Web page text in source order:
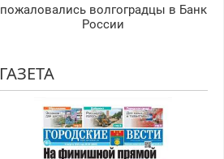
пожаловались волгоградцы в Банк
России
ГАЗЕТА